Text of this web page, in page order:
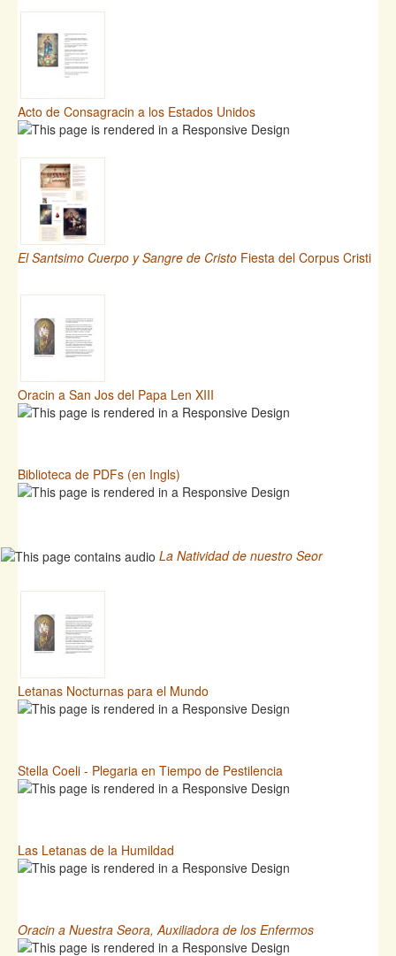
Acto de Consagracin a los Estados Unidos
El Santsimo Cuerpo y Sangre de Cristo Fiesta del Corpus Cristi
Oracin a San Jos del Papa Len XIII
Biblioteca de PDFs (en Ingls)
La Natividad de nuestro Seor
Letanas Nocturnas para el Mundo
Stella Coeli - Plegaria en Tiempo de Pestilencia
Las Letanas de la Humildad
Oracin a Nuestra Seora, Auxiliadora de los Enfermos